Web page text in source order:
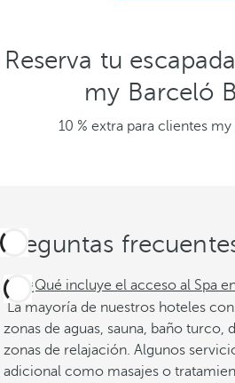
Reserva tu
my Barceló
10 % extra para clientes
Preguntas
¿Qué incluye el acceso al Spa
La mayoría de nuestros hoteles
zonas de aguas, sauna, baño turco,
zonas de relajación. Algunos
adicional como masajes o